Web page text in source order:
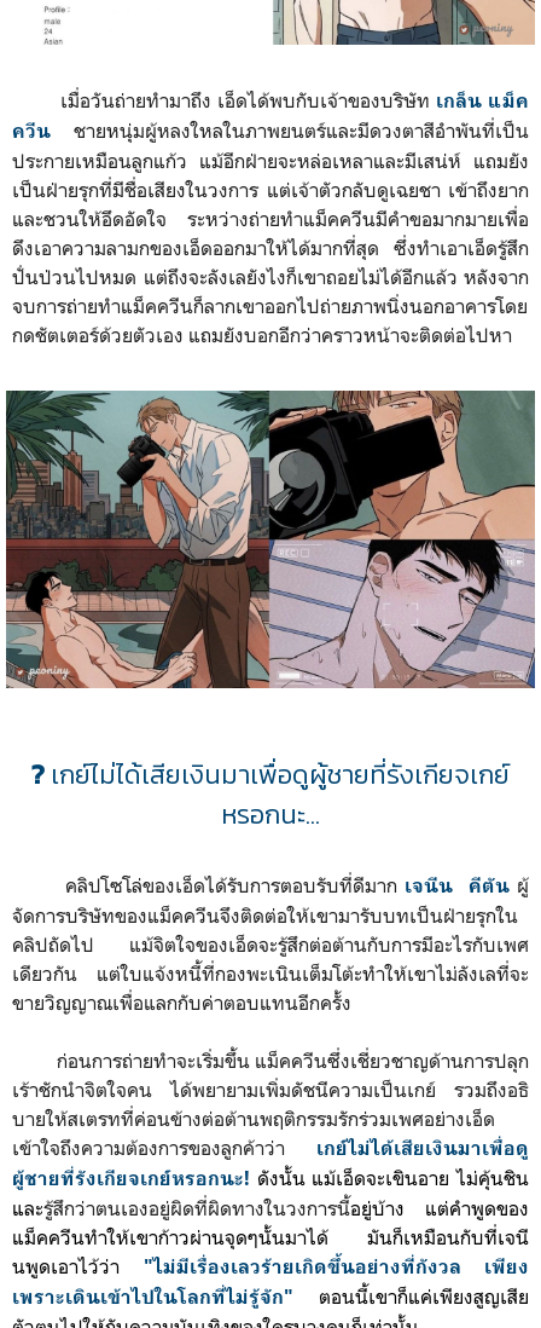
เมื่อวันถ่ายทำมาถึง เอ็ดได้พบกับเจ้าของบริษัท เกล็น แม็ค
ควีน
ชายหนุ่มผู้หลงใหลในภาพยนตร์และมีดวงตาสีอำพันที่เป็น
ประกายเหมือนลูกแก้ว แม้อีกฝ่ายจะหล่อเหลาและมีเสน่ห์ แถมยัง
เป็นฝ่ายรุกที่มีชื่อเสียงในวงการ แต่เจ้าตัวกลับดูเฉยชา เข้าถึงยาก
และชวนให้อึดอัดใจ ระหว่างถ่ายทำแม็คควีนมีคำขอมากมายเพื่อ
ดึงเอาความลามกของเอ็ดออกมาให้ได้มากที่สุด ซึ่งทำเอาเอ็ดรู้สึก
ปั่นป่วนไปหมด แต่ถึงจะลังเลยังไงก็เขาถอยไม่ได้อีกแล้ว หลังจาก
จบการถ่ายทำแม็คควีนก็ลากเขาออกไปถ่ายภาพนิ่งนอกอาคารโดย
กดชัตเตอร์ด้วยตัวเอง แถมยังบอกอีกว่าคราวหน้าจะติดต่อไปหา
? เกย์ไม่ได้เสียเงินมาเพื่อดูผู้ชายที่รังเกียจเกย์
หรอกนะ...
คลิปโซโล่ของเอ็ดได้รับการตอบรับที่ดีมาก เจนีน คีตันผู้
จัดการบริษัทของแม็คควีนจึงติดต่อให้เขามารับบทเป็นฝ่ายรุกใน
คลิปถัดไป แม้จิตใจของเอ็ดจะรู้สึกต่อต้านกับการมีอะไรกับเพศ
เดียวกัน แต่ใบแจ้งหนี้ที่กองพะเนินเต็มโต้ะทำให้เขาไม่ลังเลที่จะ
ขายวิญญาณเพื่อแลกกับค่าตอบแทนอีกครั้ง
ก่อนการถ่ายทำจะเริ่มขึ้น แม็คควีนซึ่งเชี่ยวชาญด้านการปลุก
เร้าชักนำจิตใจคน ได้พยายามเพิ่มดัชนีความเป็นเกย์ รวมถึงอธิ
บายให้สเตรทที่ค่อนข้างต่อต้านพฤติกรรมรักร่วมเพศอย่างเอ็ด
เข้าใจถึงความต้องการของลูกค้าว่า เกย์ไม่ได้เสียเงินมาเพื่อดู
ผู้ชายที่รังเกียจเกย์หรอกนะ! ดังนั้น แม้เอ็ดจะเขินอาย ไม่คุ้นชิน
และรู้สึกว่าตนเองอยู่ผิดที่ผิดทางในวงการนี้อยู่บ้าง แต่คำพูดของ
แม็คควีนทำให้เขาก้าวผ่านจุดๆนั้นมาได้ มันก็เหมือนกับที่เจนี
นพูดเอาไว้ว่า
"ไม่มีเรื่องเลวร้ายเกิดขึ้นอย่างที่กังวล เพียง
เพราะเดินเข้าไปในโลกที่ไม่รู้จัก" ตอนนี้เขาก็แค่เพียงสูญเสีย